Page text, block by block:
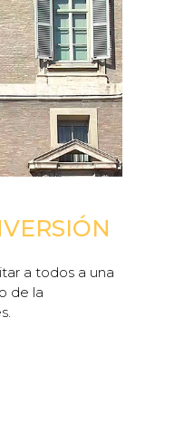
a todos a una
de la